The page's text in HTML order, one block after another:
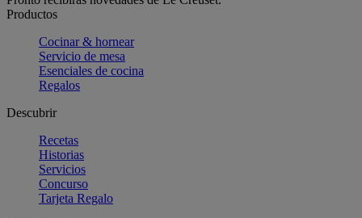
Productos
Cocinar & hornear
Servicio de mesa
Esenciales de cocina
Regalos
Descubrir
Recetas
Historias
Servicios
Concurso
Tarjeta Regalo